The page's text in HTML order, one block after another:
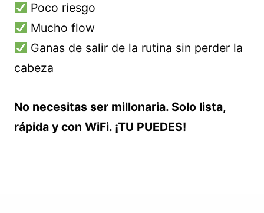
Poco riesgo
Mucho flow
Ganas de salir de la rutina sin perder la
cabeza
No necesitas ser millonaria. Solo lista,
rápida y con WiFi. ¡TU PUEDES!